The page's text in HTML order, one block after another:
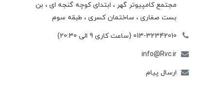
مجتمع كامپيوتر گهر ، ابتدای كوچه گنجه ای ، بن
بست صفاری ، ساختمان كسری ، طبقه سوم
013-32342010 (ساعت کاری 9 الی 20:30)
info@Rvc.ir
ارسال پیام